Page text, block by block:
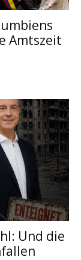
Amtszeit
Und die